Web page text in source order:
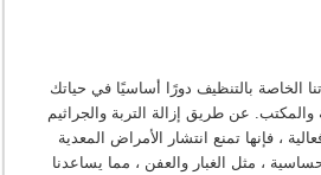
الخاصة بالتنظيف دورًا أساسيًا في حياتك
والمكتب. عن طريق إزالة التربة والجراثيم
، فإنها تمنع انتشار الأمراض المعدية
، مثل الغبار والعفن ، مما يساعدنا